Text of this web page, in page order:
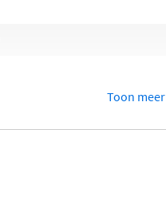
Toon meer